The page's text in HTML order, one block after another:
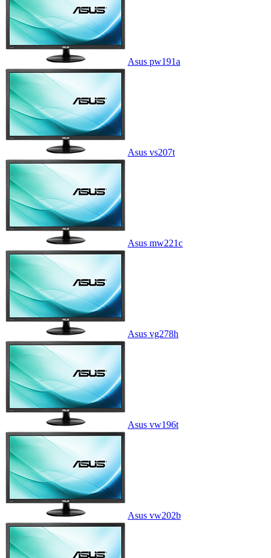
Asus pw191a
Asus vs207t
Asus mw221c
Asus vg278h
Asus vw196t
Asus vw202b